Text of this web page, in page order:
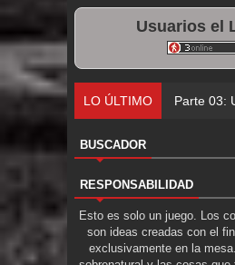
Usuarios el
LO ÚLTIMO Parte 02:
BUSCADOR
RESPONSABILIDAD
Esto es solo un juego. Los
son ideas creadas con el
exclusivamente en la